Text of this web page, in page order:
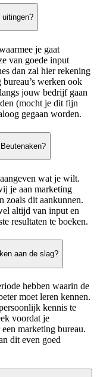
uitingen?
je gaat
van goede input
dan zal hier rekening
werken ook
jouw bedrijf gaan
(mocht je dit fijn
gegaan worden.
wat je wilt.
je aan marketing
zoals dit aankunnen.
altijd van input en
resultaten te boeken.
aan de slag?
hebben waarin de
moet leren kennen.
kennis te
voordat je
marketing bureau.
dit even goed